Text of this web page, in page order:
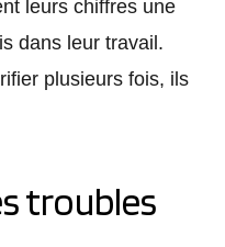
leurs chiffres une
dans leur travail.
plusieurs fois, ils
troubles